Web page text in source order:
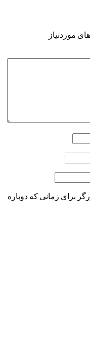
موردنیاز
برای زمانی که دوباره